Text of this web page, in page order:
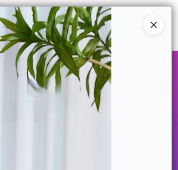
Ingresar a la Tienda
SOMOS CONTACTO